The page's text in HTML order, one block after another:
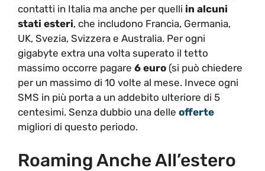
contatti in Italia ma anche per quelli in alcuni
stati esteri, che includono Francia, Germania,
UK, Svezia, Svizzera e Australia. Per ogni
gigabyte extra una volta superato il tetto
massimo occorre pagare 6 euro (si può chiedere
per un massimo di 10 volte al mese. Invece ogni
SMS in più porta a un addebito ulteriore di 5
centesimi. Senza dubbio una delle offerte
migliori di questo periodo.
Roaming Anche All’estero